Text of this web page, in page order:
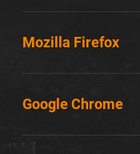
Mozilla Firefox
Google Chrome